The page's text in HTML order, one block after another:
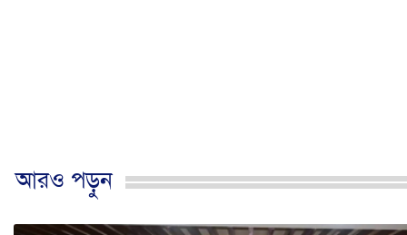
আরও পড়ুন